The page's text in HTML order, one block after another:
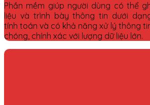
Phần mềm giúp người dùng có thể
liệu và trình bày thông tin dưới
tính toán và có khả năng xử lý thông
chóng, chính xác với lượng dữ liệu lớn.